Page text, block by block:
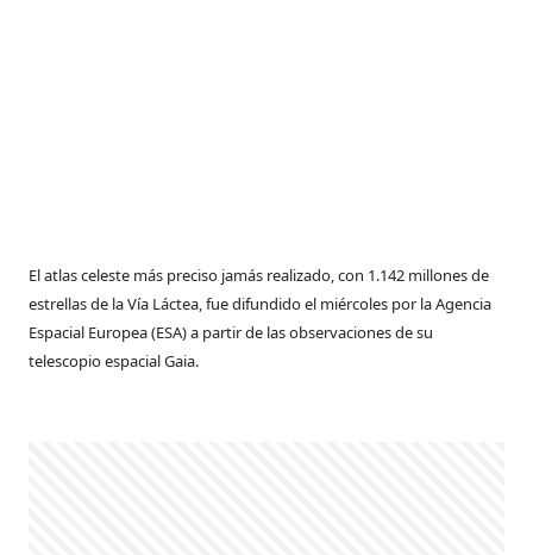
El atlas celeste más preciso jamás realizado, con 1.142 millones de
estrellas de la Vía Láctea, fue difundido el miércoles por la Agencia
Espacial Europea (ESA) a partir de las observaciones de su
telescopio espacial Gaia.